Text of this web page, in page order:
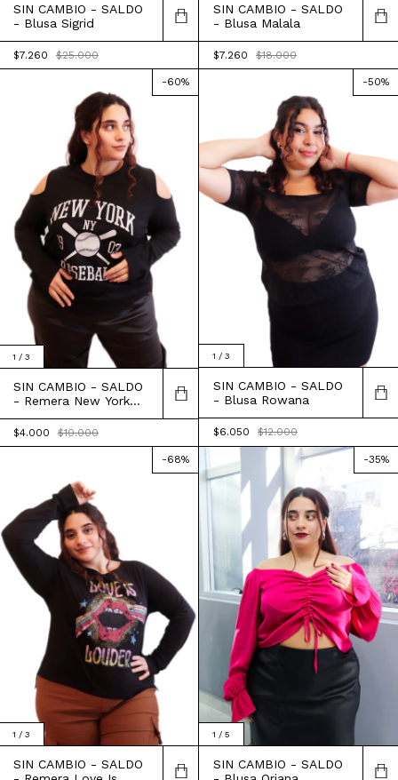
SIN CAMBIO - SALDO
- Blusa Sigrid
$7.260 $25.000
SIN CAMBIO - SALDO
- Blusa Malala
$7.260 $18.000
1 / 3
-60%
SIN CAMBIO - SALDO
- Remera New York
$4.000 $10.000
1 / 3
-50%
SIN CAMBIO - SALDO
- Blusa Rowana
$6.050 $12.000
1 / 3
-68%
SIN CAMBIO - SALDO
1 / 5
-35%
SIN CAMBIO - SALDO